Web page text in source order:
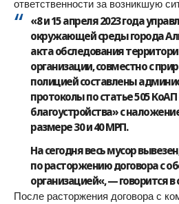
ответственности за возникшую
«8 и 15 апреля 2023 года
окружающей среды города
акта обследования
организации, совместно с
полицией составлены
протоколы по статье 505
благоустройства» с
размере 30 и 40 МРП.
На сегодня весь мусор
по расторжению договора с
организацией«, — говорится
После расторжения договора с